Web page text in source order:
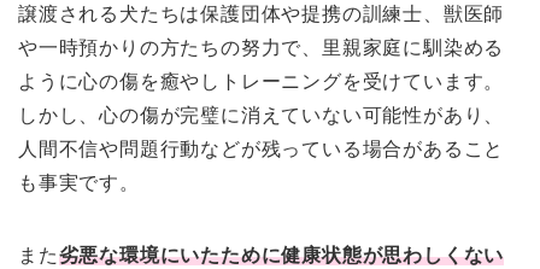
譲渡される犬たちは保護団体や提携の訓練士、獣医師
や一時預かりの方たちの努力で、里親家庭に馴染める
ように心の傷を癒やしトレーニングを受けています。
しかし、心の傷が完璧に消えていない可能性があり、
人間不信や問題行動などが残っている場合があること
も事実です。
また劣悪な環境にいたために健康状態が思わしくない